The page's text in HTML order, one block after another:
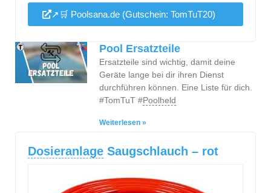
↗🛒 Poolsana.de (Gutschein: TomTuT20)
Pool Ersatzteile
Ersatzteile sind wichtig, damit deine
Geräte lange bei dir ihren Dienst
durchführen können. Eine Liste für dich.
#TomTuT #Poolheld
Weiterlesen »
Dosieranlage Saugschlauch – rot